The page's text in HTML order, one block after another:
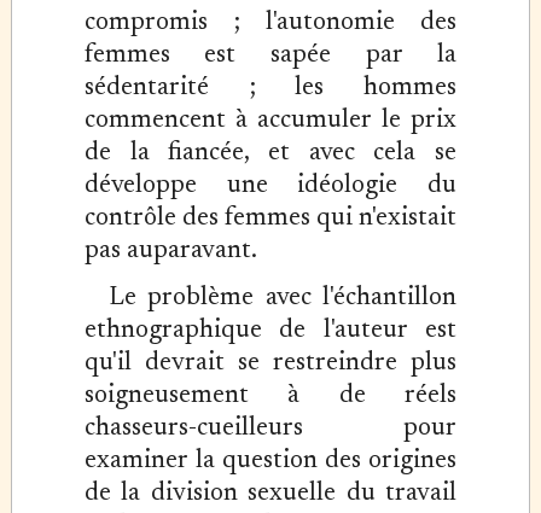
compromis ; l'autonomie des
femmes est sapée par la
sédentarité ; les hommes
commencent à accumuler le prix
de la fiancée, et avec cela se
développe une idéologie du
contrôle des femmes qui n'existait
pas auparavant.
Le problème avec l'échantillon
ethnographique de l'auteur est
qu'il devrait se restreindre plus
soigneusement à de réels
chasseurs-cueilleurs pour
examiner la question des origines
de la division sexuelle du travail